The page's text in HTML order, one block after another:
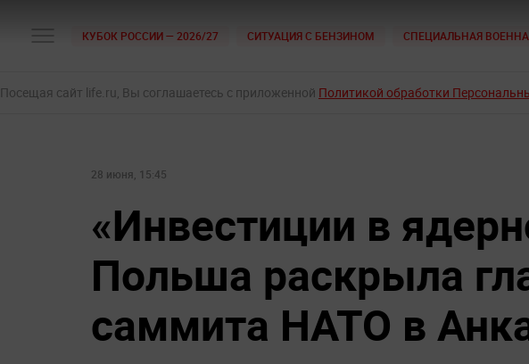
КУБОК РОССИИ — 2026/27 СИТУАЦИЯ С БЕНЗИНОМ СПЕЦИАЛЬНАЯ
Посещая сайт life.ru, Вы соглашаетесь с приложенной Политикой обработки
28 июня, 15:45
«Инвестиции в
Польша раскрыла
саммита НАТО в